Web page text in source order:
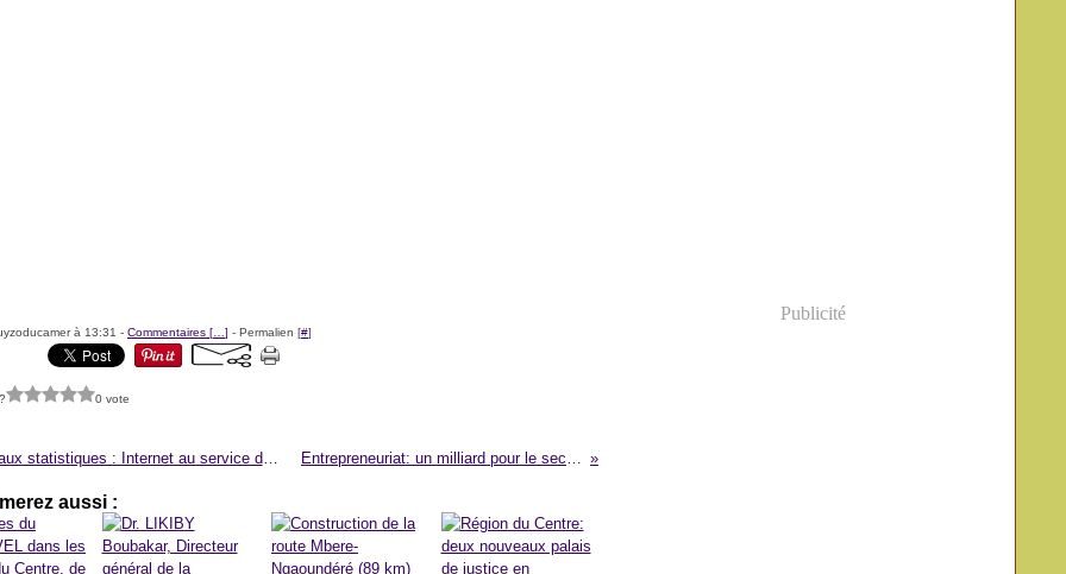
à 13:31 - Commentaires [ ] - Permalien [#]
0 vote
Accès aux statistiques : Internet au service des usagers Entrepreneuriat: un milliard pour le secteur rural
aussi :
Publicité